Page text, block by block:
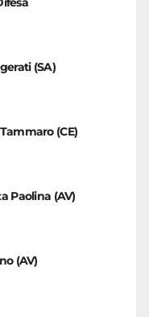
(SA)
(CE)
Paolina (AV)
(AV)